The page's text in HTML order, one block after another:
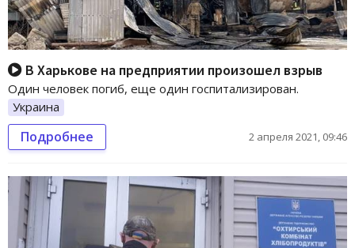
В Харькове на предприятии произошел взрыв
Один человек погиб, еще один госпитализирован.
Украина
Подробнее 2 апреля 2021, 09:46